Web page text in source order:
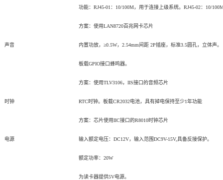
功能：RJ45-01：10/100M，用于连接上级系统。RJ45-02：10/
方案：使用LAN8720百兆网卡芯片
声音 内置功放，≥0.5W，2.54mm间距 2P插座，标准3.5圆孔，立体声。
板载GPIO接口蜂鸣器。
方案：使用TLV3106，IIS接口的音频芯片
时钟 RTC时钟。板载CR2032电池，具有掉电保持至少1年功能
方案：芯片使用IIC接口的R8010时钟芯片
电源 输入额定电压：DC12V，输入范围DC9V-15V,具备反接保护。
额定功率：20W
为读卡器提供5V电源。